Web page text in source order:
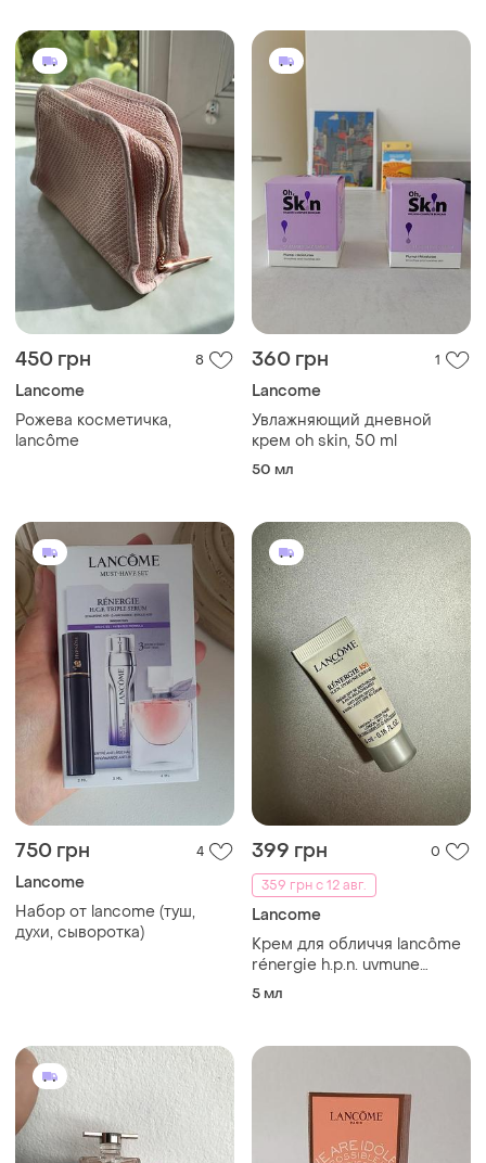
450 грн 8
Lancome
Рожева косметичка,
lancôme
360 грн 1
Lancome
Увлажняющий дневной
крем oh skin, 50 ml
50 мл
750 грн 4
Lancome
Набор от lancome (туш,
духи, сыворотка)
399 грн
0
359 грн с 12 авг.
Lancome
Крем для обличчя lancôme
rénergie h.p.n. uvmune
cream spf50 5 мл
5 мл